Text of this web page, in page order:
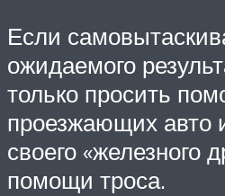
Если
ожидаемого
только просить
проезжающих авто
своего «железного
помощи троса.